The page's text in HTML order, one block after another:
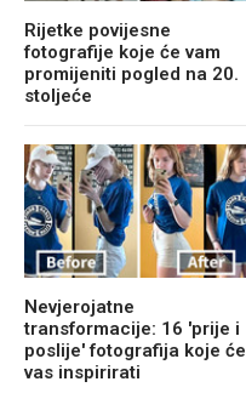
Rijetke povijesne
fotografije koje će vam
promijeniti pogled na 20.
stoljeće
Nevjerojatne
transformacije: 16 'prije i
poslije' fotografija koje će
vas inspirirati